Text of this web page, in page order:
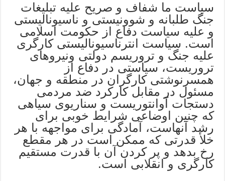
سیاست ما شفاف و صریح علیه تبلیغات
جنگ طلبانه و شوونیستی و ناسیونالیستی
و علیه سیاست دفاع از حکومت اسلامی
است. سیاست انترناسیونالیستی کارگری
علیه جنگ و تروریسم دولتی ونیروهای
تروریست، سیاستی در دفاع از
همسرنوشتی کارگران در منطقه و جهان،
مسئول در مقابل کارکرد ضد مردمی
دستجات آوانتوریست و سناریوی سیاهی
که چنین اوضاعی شرایط خوبی برای
رشد آنهاست، آمادگی برای مواجهه با هر
خلأ قدرتی که ممکن است در هر مقطع
رخ بدهد و پر کردن آن با قدرت مستقیم
کارگری و انقلابی است.